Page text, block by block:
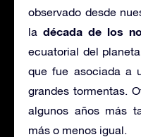
observado desde
la década de los
ecuatorial del
que fue asociada a
grandes tormentas.
algunos años más
más o menos igual.